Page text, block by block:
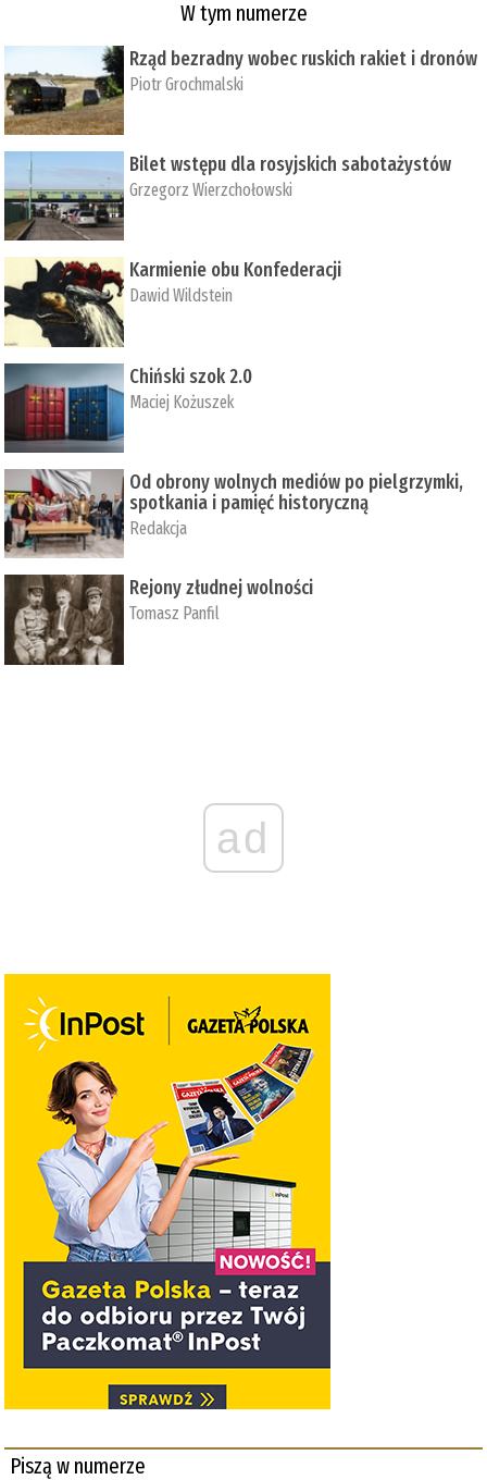
W tym numerze
Rząd bezradny wobec ruskich rakiet i dronów
Piotr Grochmalski
Bilet wstępu dla rosyjskich sabotażystów
Grzegorz Wierzchołowski
Karmienie obu Konfederacji
Dawid Wildstein
Chiński szok 2.0
Maciej Kożuszek
Od obrony wolnych mediów po pielgrzymki,
spotkania i pamięć historyczną
Redakcja
Rejony złudnej wolności
Tomasz Panfil
ad
Piszą w numerze